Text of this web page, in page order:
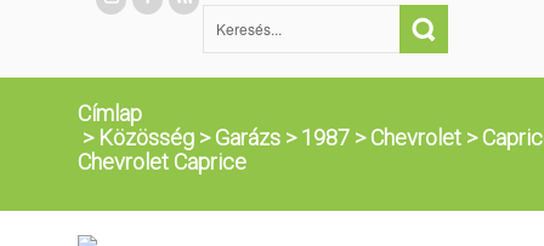
Címlap
> Közösség >Garázs >1987 >Chevrolet >
Chevrolet Caprice